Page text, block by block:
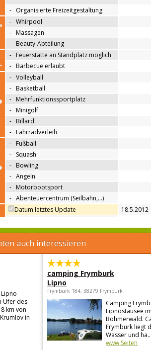
- Organisierte Freizeitgestaltung
- Whirpool
- Massagen
- Beauty-Abteilung
- Feuerstätte an Standplatz möglich
- Barbecue erlaubt
- Volleyball
- Basketball
- Mehrfunktionssportplatz
- Minigolf
- Billard
- Fahrradverleih
- Fußball
- Squash
- Bowling
- Angeln
- Motorbootsport
- Abenteuercentrum (Seilbahn,…)
Datum letztes Update 18.5.2012
auch interessieren
Ufer des
km von
in
camping Frymburk
Lipno
Frymburk 184, 38279 Frymburk
Camping
Lipnostausee im
Böhmerwald.
Frymburk liegt
Wasser und ha...
www Seiten